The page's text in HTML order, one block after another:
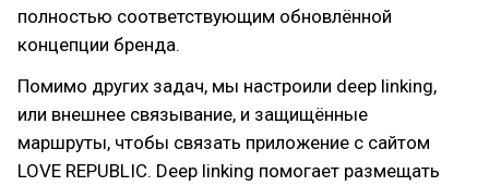
полностью соответствующим обновлённой
концепции бренда.
Помимо других задач, мы настроили deep linking,
или внешнее связывание, и защищённые
маршруты, чтобы связать приложение с сайтом
LOVE REPUBLIC. Deep linking помогает размещать